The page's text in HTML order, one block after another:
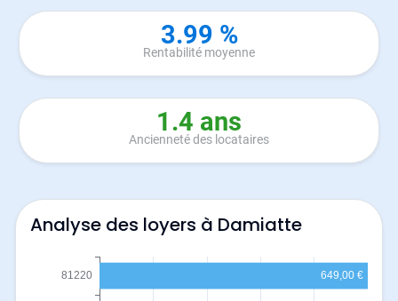
3.99 %
Rentabilité moyenne
1.4 ans
Ancienneté des locataires
Analyse des loyers à Damiatte